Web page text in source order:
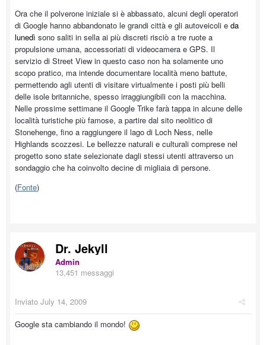
Ora che il polverone iniziale si è abbassato, alcuni degli operatori
di Google hanno abbandonato le grandi città e gli autoveicoli e da
lunedì sono saliti in sella ai più discreti risciò a tre ruote a
propulsione umana, accessoriati di videocamera e GPS. Il
servizio di Street View in questo caso non ha solamente uno
scopo pratico, ma intende documentare località meno battute,
permettendo agli utenti di visitare virtualmente i posti più belli
delle isole britanniche, spesso irraggiungibili con la macchina.
Nelle prossime settimane il Google Trike farà tappa in alcune delle
località turistiche più famose, a partire dal sito neolitico di
Stonehenge, fino a raggiungere il lago di Loch Ness, nelle
Highlands scozzesi. Le bellezze naturali e culturali comprese nel
progetto sono state selezionate dagli stessi utenti attraverso un
sondaggio che ha coinvolto decine di migliaia di persone.
(Fonte)
Dr. Jekyll
Admin
13,451 messaggi
Inviato July 14, 2009
Google sta cambiando il mondo!